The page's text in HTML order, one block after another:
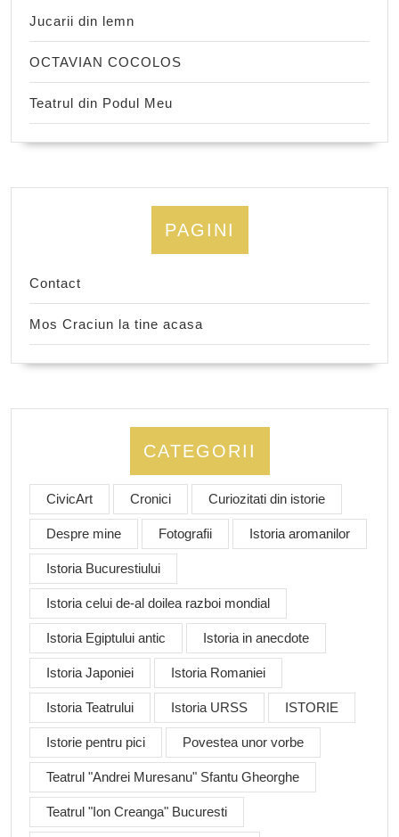
Jucarii din lemn
OCTAVIAN COCOLOS
Teatrul din Podul Meu
PAGINI
Contact
Mos Craciun la tine acasa
CATEGORII
CivicArt Cronici Curiozitati din istorie
Despre mine Fotografii Istoria aromanilor
Istoria Bucurestiului
Istoria celui de-al doilea razboi mondial
Istoria Egiptului antic Istoria in anecdote
Istoria Japoniei Istoria Romaniei
Istoria Teatrului Istoria URSS ISTORIE
Istorie pentru pici Povestea unor vorbe
Teatrul "Andrei Muresanu" Sfantu Gheorghe
Teatrul "Ion Creanga" Bucuresti